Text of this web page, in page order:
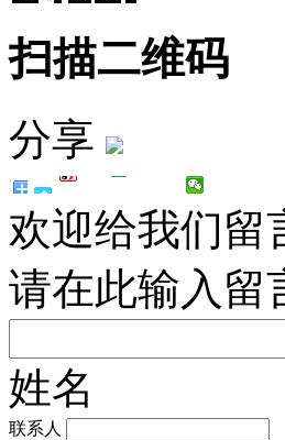
扫描二维码
分享
欢迎给我们留
请在此输入留
姓名
联系人